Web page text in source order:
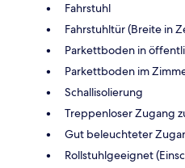
Fahrstuhl
Fahrstuhltür (Breite in
Parkettboden in
Parkettboden im
Schallisolierung
Treppenloser Zugang
Gut beleuchteter
Rollstuhlgeeignet